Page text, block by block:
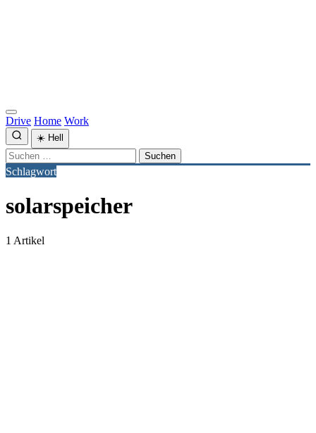
Drive Home Work
☀️ Hell
Suchen
nach:
Schlagwort
solarspeicher
1 Artikel